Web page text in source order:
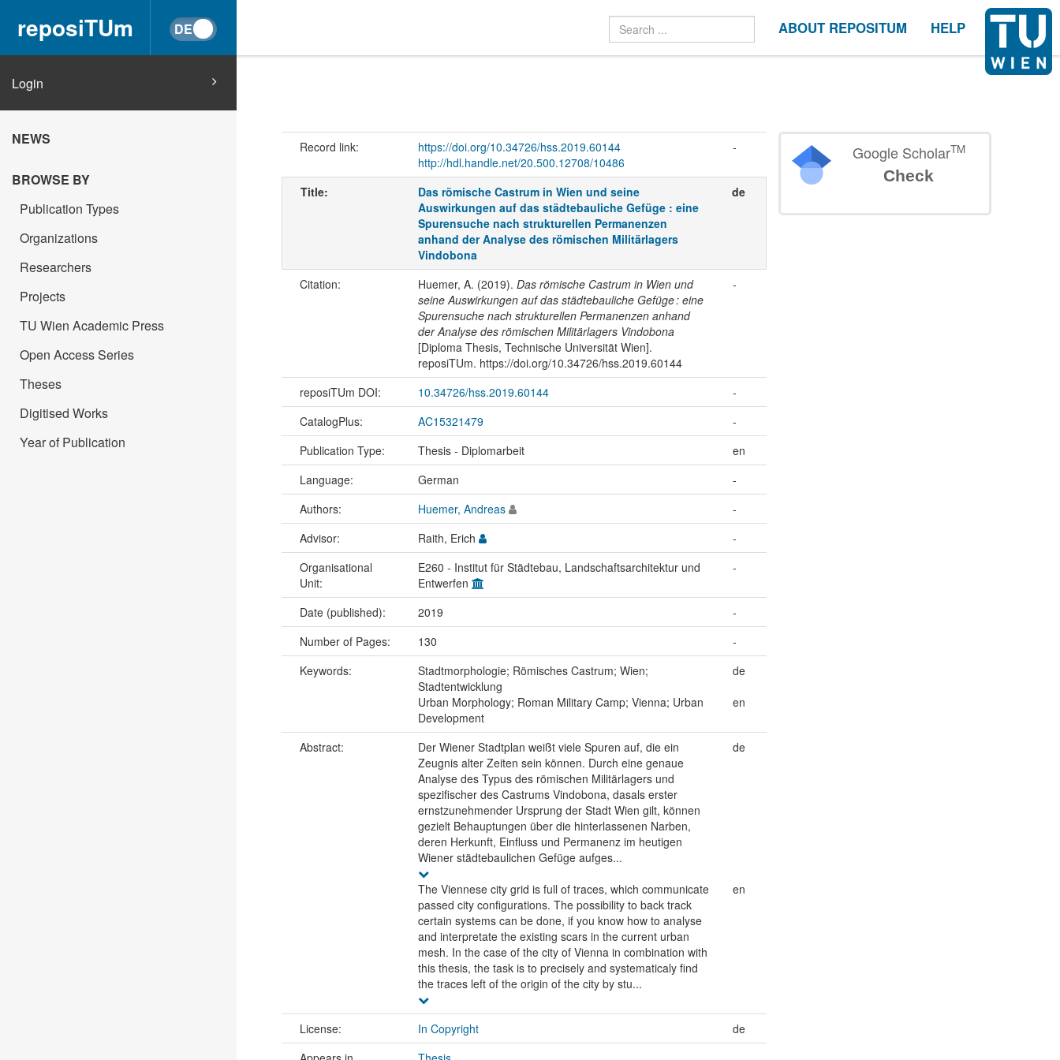
reposiTUm ABOUT REPOSITUM HELP
Login
NEWS
BROWSE BY
Publication Types
Organizations
Researchers
Projects
TU Wien Academic Press
Open Access Series
Theses
Digitised Works
Year of Publication
Record link:
https://doi.org/10.34726/hss.2019.60144
http://hdl.handle.net/20.500.12708/10486
-
Title:
Das römische Castrum in Wien und seine
Auswirkungen auf das städtebauliche Gefüge : eine
Spurensuche nach strukturellen Permanenzen
anhand der Analyse des römischen Militärlagers
Vindobona
de
Citation: Huemer, A. (2019). Das römische Castrum in Wien und
seine Auswirkungen auf das städtebauliche Gefüge : eine
Spurensuche nach strukturellen Permanenzen anhand
der Analyse des römischen Militärlagers Vindobona
[Diploma Thesis, Technische Universität Wien].
reposiTUm. https://doi.org/10.34726/hss.2019.60144
-
reposiTUm DOI: 10.34726/hss.2019.60144
-
CatalogPlus:
AC15321479
-
Publication Type:
Thesis - Diplomarbeit
en
Language:
German
-
Authors:
Huemer, Andreas
-
Advisor:
Raith, Erich
-
Organisational
Unit:
E260 - Institut für Städtebau, Landschaftsarchitektur und
Entwerfen
-
Date (published): 2019
-
Number of Pages:
130
-
Keywords:
Stadtmorphologie; Römisches Castrum; Wien;
Stadtentwicklung
de
Urban Morphology; Roman Military Camp; Vienna; Urban
Development
en
Abstract:
Der Wiener Stadtplan weißt viele Spuren auf, die ein
Zeugnis alter Zeiten sein können. Durch eine genaue
Analyse des Typus des römischen Militärlagers und
spezifischer des Castrums Vindobona, dasals erster
ernstzunehmender Ursprung der Stadt Wien gilt, können
gezielt Behauptungen über die hinterlassenen Narben,
deren Herkunft, Einfluss und Permanenz im heutigen
Wiener städtebaulichen Gefüge aufges...
de
The Viennese city grid is full of traces, which communicate
passed city configurations. The possibility to back track
certain systems can be done, if you know how to analyse
and interpretate the existing scars in the current urban
mesh. In the case of the city of Vienna in combination with
this thesis, the task is to precisely and systematicaly find
the traces left of the origin of the city by stu...
en
License: In Copyright
de
Google ScholarTM
Check